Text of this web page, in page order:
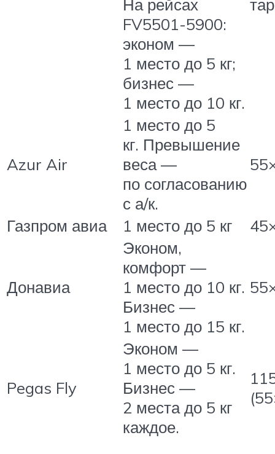
На рейсах
FV5501-5900:
эконом —
1 место до 5 кг;
бизнес —
1 место до 10 кг.
Azur Air
1 место до 5
кг. Превышение
веса —
по согласованию
с а/к.
Газпром авиа 1 место до 5 кг
Донавиа
Эконом,
комфорт —
1 место до 10 кг.
Бизнес —
1 место до 15 кг.
Pegas Fly
Эконом —
1 место до 5 кг.
Бизнес —
2 места до 5 кг
каждое.